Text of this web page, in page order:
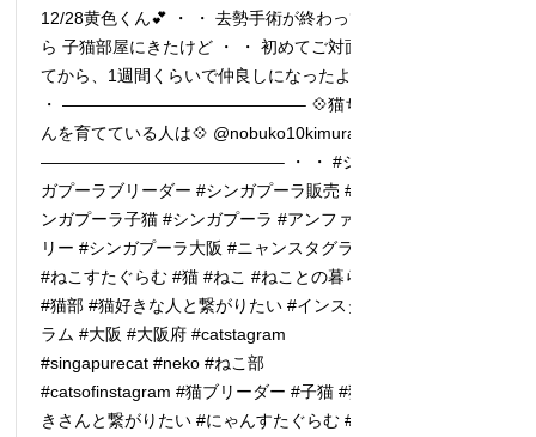
12/28黄色くん💕 ・ ・ 去勢手術が終わってか
ら 子猫部屋にきたけど ・ ・ 初めてご対面し
てから、1週間くらいで仲良しになったよ♪ ・
・ ——————————————– 💠猫ちゃ
んを育てている人は💠 @nobuko10kimura
——————————————– ・ ・ #シン
ガプーラブリーダー #シンガプーラ販売 #シ
ンガプーラ子猫 #シンガプーラ #アンファミ
リー #シンガプーラ大阪 #ニャンスタグラム
#ねこすたぐらむ #猫 #ねこ #ねことの暮らし
#猫部 #猫好きな人と繋がりたい #インスタグ
ラム #大阪 #大阪府 #catstagram
#singapurecat #neko #ねこ部
#catsofinstagram #猫ブリーダー #子猫 #猫好
きさんと繋がりたい #にゃんすたぐらむ #高